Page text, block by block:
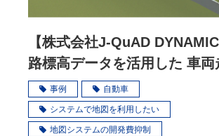
【株式会社J-QuAD
路標高データを活用した 車両
レーション
事例 自動車
システムで地図を利用したい
地図システムの開発費抑制